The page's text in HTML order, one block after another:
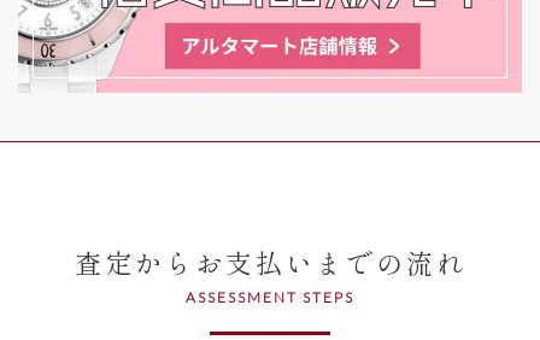
査定からお支払いまでの流れ
ASSESSMENT STEPS